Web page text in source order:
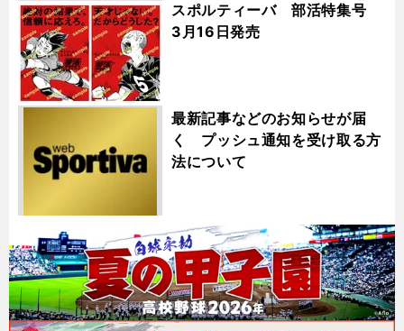
スポルティーバ 部活特集号
3月16日発売
最新記事などのお知らせが届
く プッシュ通知を受け取る方
法について